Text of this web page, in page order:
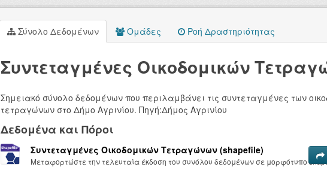
Σύνολο Δεδομένων Ομάδες Ροή Δραστηριότητας
Συντεταγμένες Oικοδομικών
Σημειακό σύνολο δεδομένων που περιλαμβάνει τις συντεταγμένες των
τετραγώνων στο Δήμο Αγρινίου. Πηγή:Δήμος Αγρινίου
Δεδομένα και Πόροι
Συντεταγμένες Oικοδομικών Tετραγώνων (shapefile)
Μεταφορτώστε την τελευταία έκδοση του συνόλου δεδομένων σε μορφότυπο